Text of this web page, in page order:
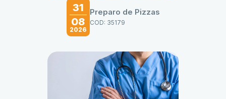
31
08
2026
Preparo de Pizzas
COD: 35179